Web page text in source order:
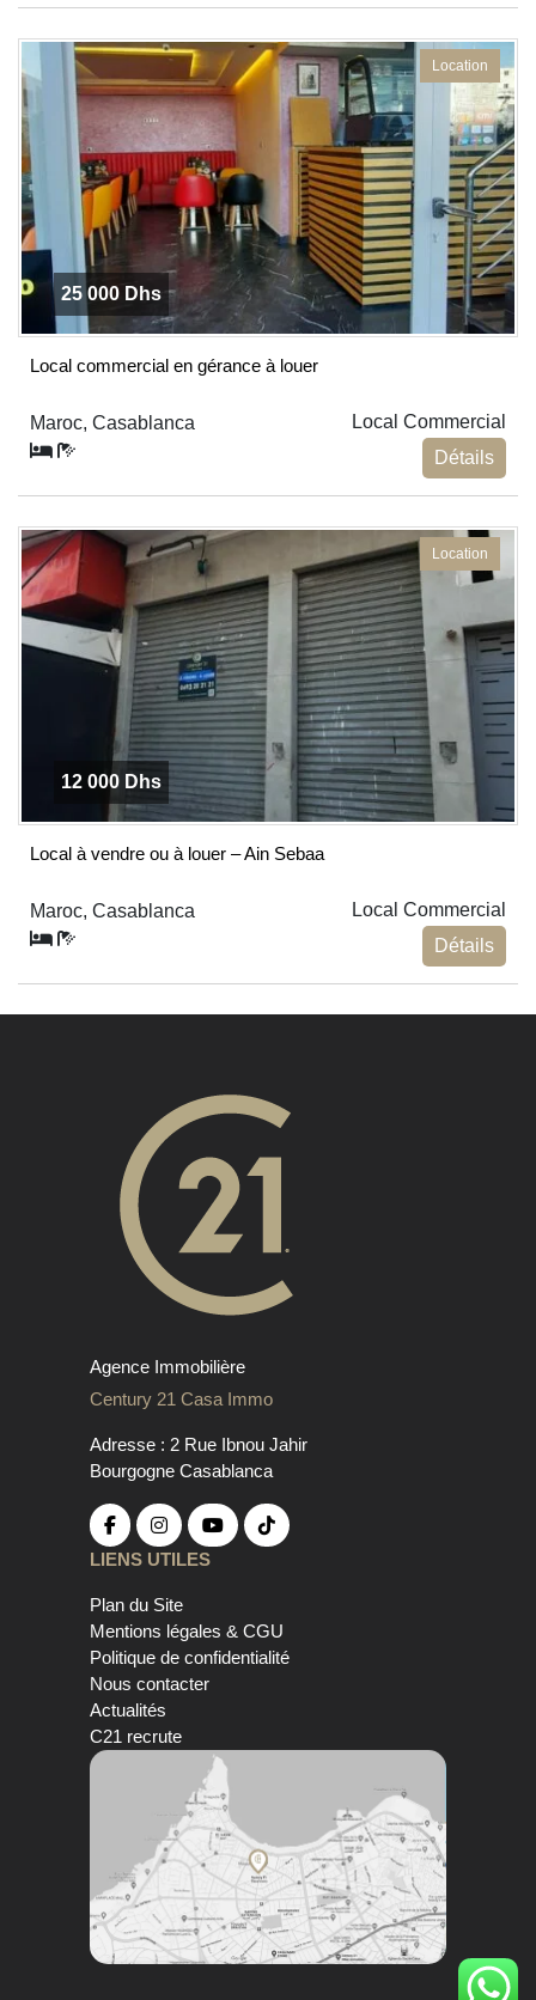
Location
25 000 Dhs
Local commercial en gérance à louer
Maroc, Casablanca
Local Commercial
Détails
Location
12 000 Dhs
Local à vendre ou à louer – Ain Sebaa
Maroc, Casablanca
Local Commercial
Détails
Agence Immobilière
Century 21 Casa Immo
Adresse : 2 Rue Ibnou Jahir
Bourgogne Casablanca
LIENS UTILES
Plan du Site
Mentions légales & CGU
Politique de confidentialité
Nous contacter
Actualités
C21 recrute